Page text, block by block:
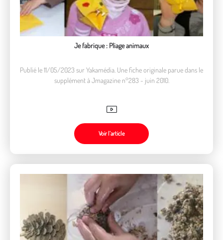
Je fabrique : Pliage animaux
Publié le 11/05/2023 sur Yakamédia. Une fiche originale parue dans le
supplément à Jmagazine n°283 - juin 2010.
Voir l’article